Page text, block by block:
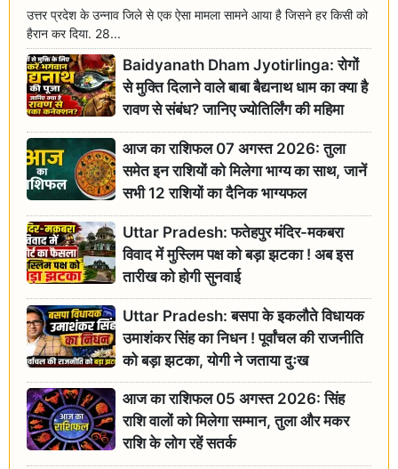
उत्तर प्रदेश के उन्नाव जिले से एक ऐसा मामला सामने आया है जिसने हर किसी को
हैरान कर दिया. 28...
Baidyanath Dham Jyotirlinga: रोगों
से मुक्ति दिलाने वाले बाबा बैद्यनाथ धाम का क्या है
रावण से संबंध? जानिए ज्योतिर्लिंग की महिमा
आज का राशिफल 07 अगस्त 2026: तुला
समेत इन राशियों को मिलेगा भाग्य का साथ, जानें
सभी 12 राशियों का दैनिक भाग्यफल
Uttar Pradesh: फतेहपुर मंदिर-मकबरा
विवाद में मुस्लिम पक्ष को बड़ा झटका ! अब इस
तारीख को होगी सुनवाई
Uttar Pradesh: बसपा के इकलौते विधायक
उमाशंकर सिंह का निधन ! पूर्वांचल की राजनीति
को बड़ा झटका, योगी ने जताया दुःख
आज का राशिफल 05 अगस्त 2026: सिंह
राशि वालों को मिलेगा सम्मान, तुला और मकर
राशि के लोग रहें सतर्क